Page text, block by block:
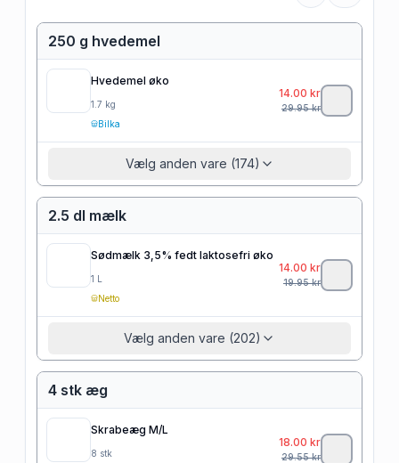
250 g hvedemel
Hvedemel øko
1.7 kg
Bilka
14.00 kr
29.95kr
Vælg anden vare (174)
2.5 dl mælk
Sødmælk 3,5% fedt laktosefri øko
1 L
Netto
14.00 kr
19.95kr
Vælg anden vare (202)
4 stk æg
Skrabeæg M/L
8 stk
18.00 kr
29.55kr